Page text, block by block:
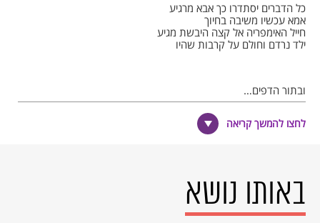
כל הדברים יסתדרו כך אבא מרגיע
אמא עכשיו משיבה בחיוך
חייל האימפריה אל קצה היבשת מגיע
ילד נרדם וחולם על קרבות שהיו
ובתוך הדפים…
© כל הזכויות שמורות למחבר ול
לחצו להמשך קריאה
באותו נושא